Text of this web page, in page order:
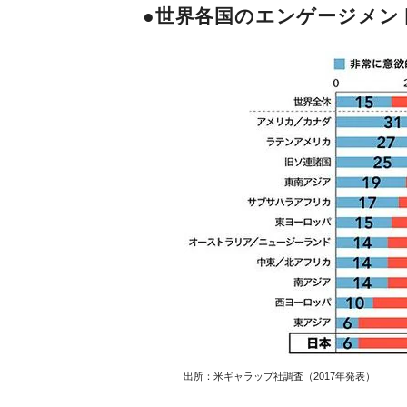
●世界各国のエンゲージメン
出所：米ギャラップ社調査（2017年発表）